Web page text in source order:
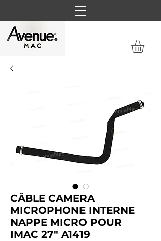
CÂBLE CAMERA
MICROPHONE INTERNE
NAPPE MICRO POUR
IMAC 27" A1419